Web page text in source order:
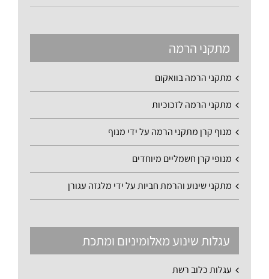
מתקני הרמה
מתקני הרמה בוואקום
מתקני הרמה לזכוכיות
מנוף קרן מתקני הרמה על ידי מנוף
מנופי קרן חשמליים מיוחדים
מתקני שינוע והרמת חביות על ידי מלגזה עגורן
עגלות שינוע מאלומיניום ומתכת
עגלות כלוב רשת